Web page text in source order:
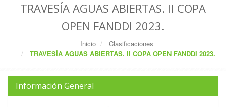
TRAVESÍA AGUAS ABIERTAS. II COPA
OPEN FANDDI 2023.
Inicio
Clasificaciones
TRAVESÍA AGUAS ABIERTAS. II COPA OPEN FANDDI 2023.
Información General